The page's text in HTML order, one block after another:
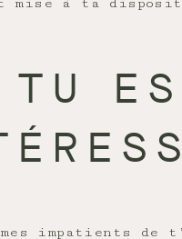
mise à ta
TU ES